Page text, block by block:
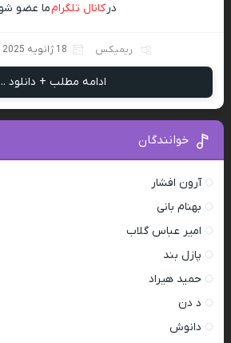
درکانال تلگرامما عضو
ریمیکس 18 ژانویه 2025
ادامه مطلب + دانلود ...
خوانندگان
آرون افشار
بهنام بانی
امیر عباس گلاب
پازل بند
حمید هیراد
د دن
دانوش